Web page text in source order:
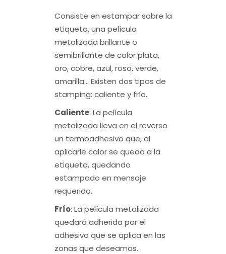
Consiste en estampar sobre la
etiqueta, una película
metalizada brillante o
semibrillante de color plata,
oro, cobre, azul, rosa, verde,
amarilla… Existen dos tipos de
stamping: caliente y frío.
Caliente: La película
metalizada lleva en el reverso
un termoadhesivo que, al
aplicarle calor se queda a la
etiqueta, quedando
estampado en mensaje
requerido.
Frío: La película metalizada
quedará adherida por el
adhesivo que se aplica en las
zonas que deseamos.